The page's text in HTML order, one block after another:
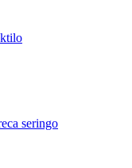
seringo